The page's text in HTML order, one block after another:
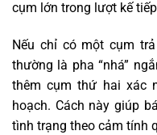
cụm lớn trong lượt kế
Nếu chỉ có một cụm
thường là pha “nhá”
thêm cụm thứ hai xác
hoạch. Cách này giúp
tình trạng theo cảm tính